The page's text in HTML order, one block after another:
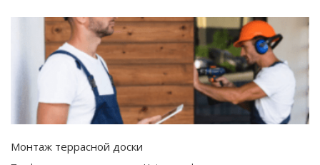
Монтаж террасной доски